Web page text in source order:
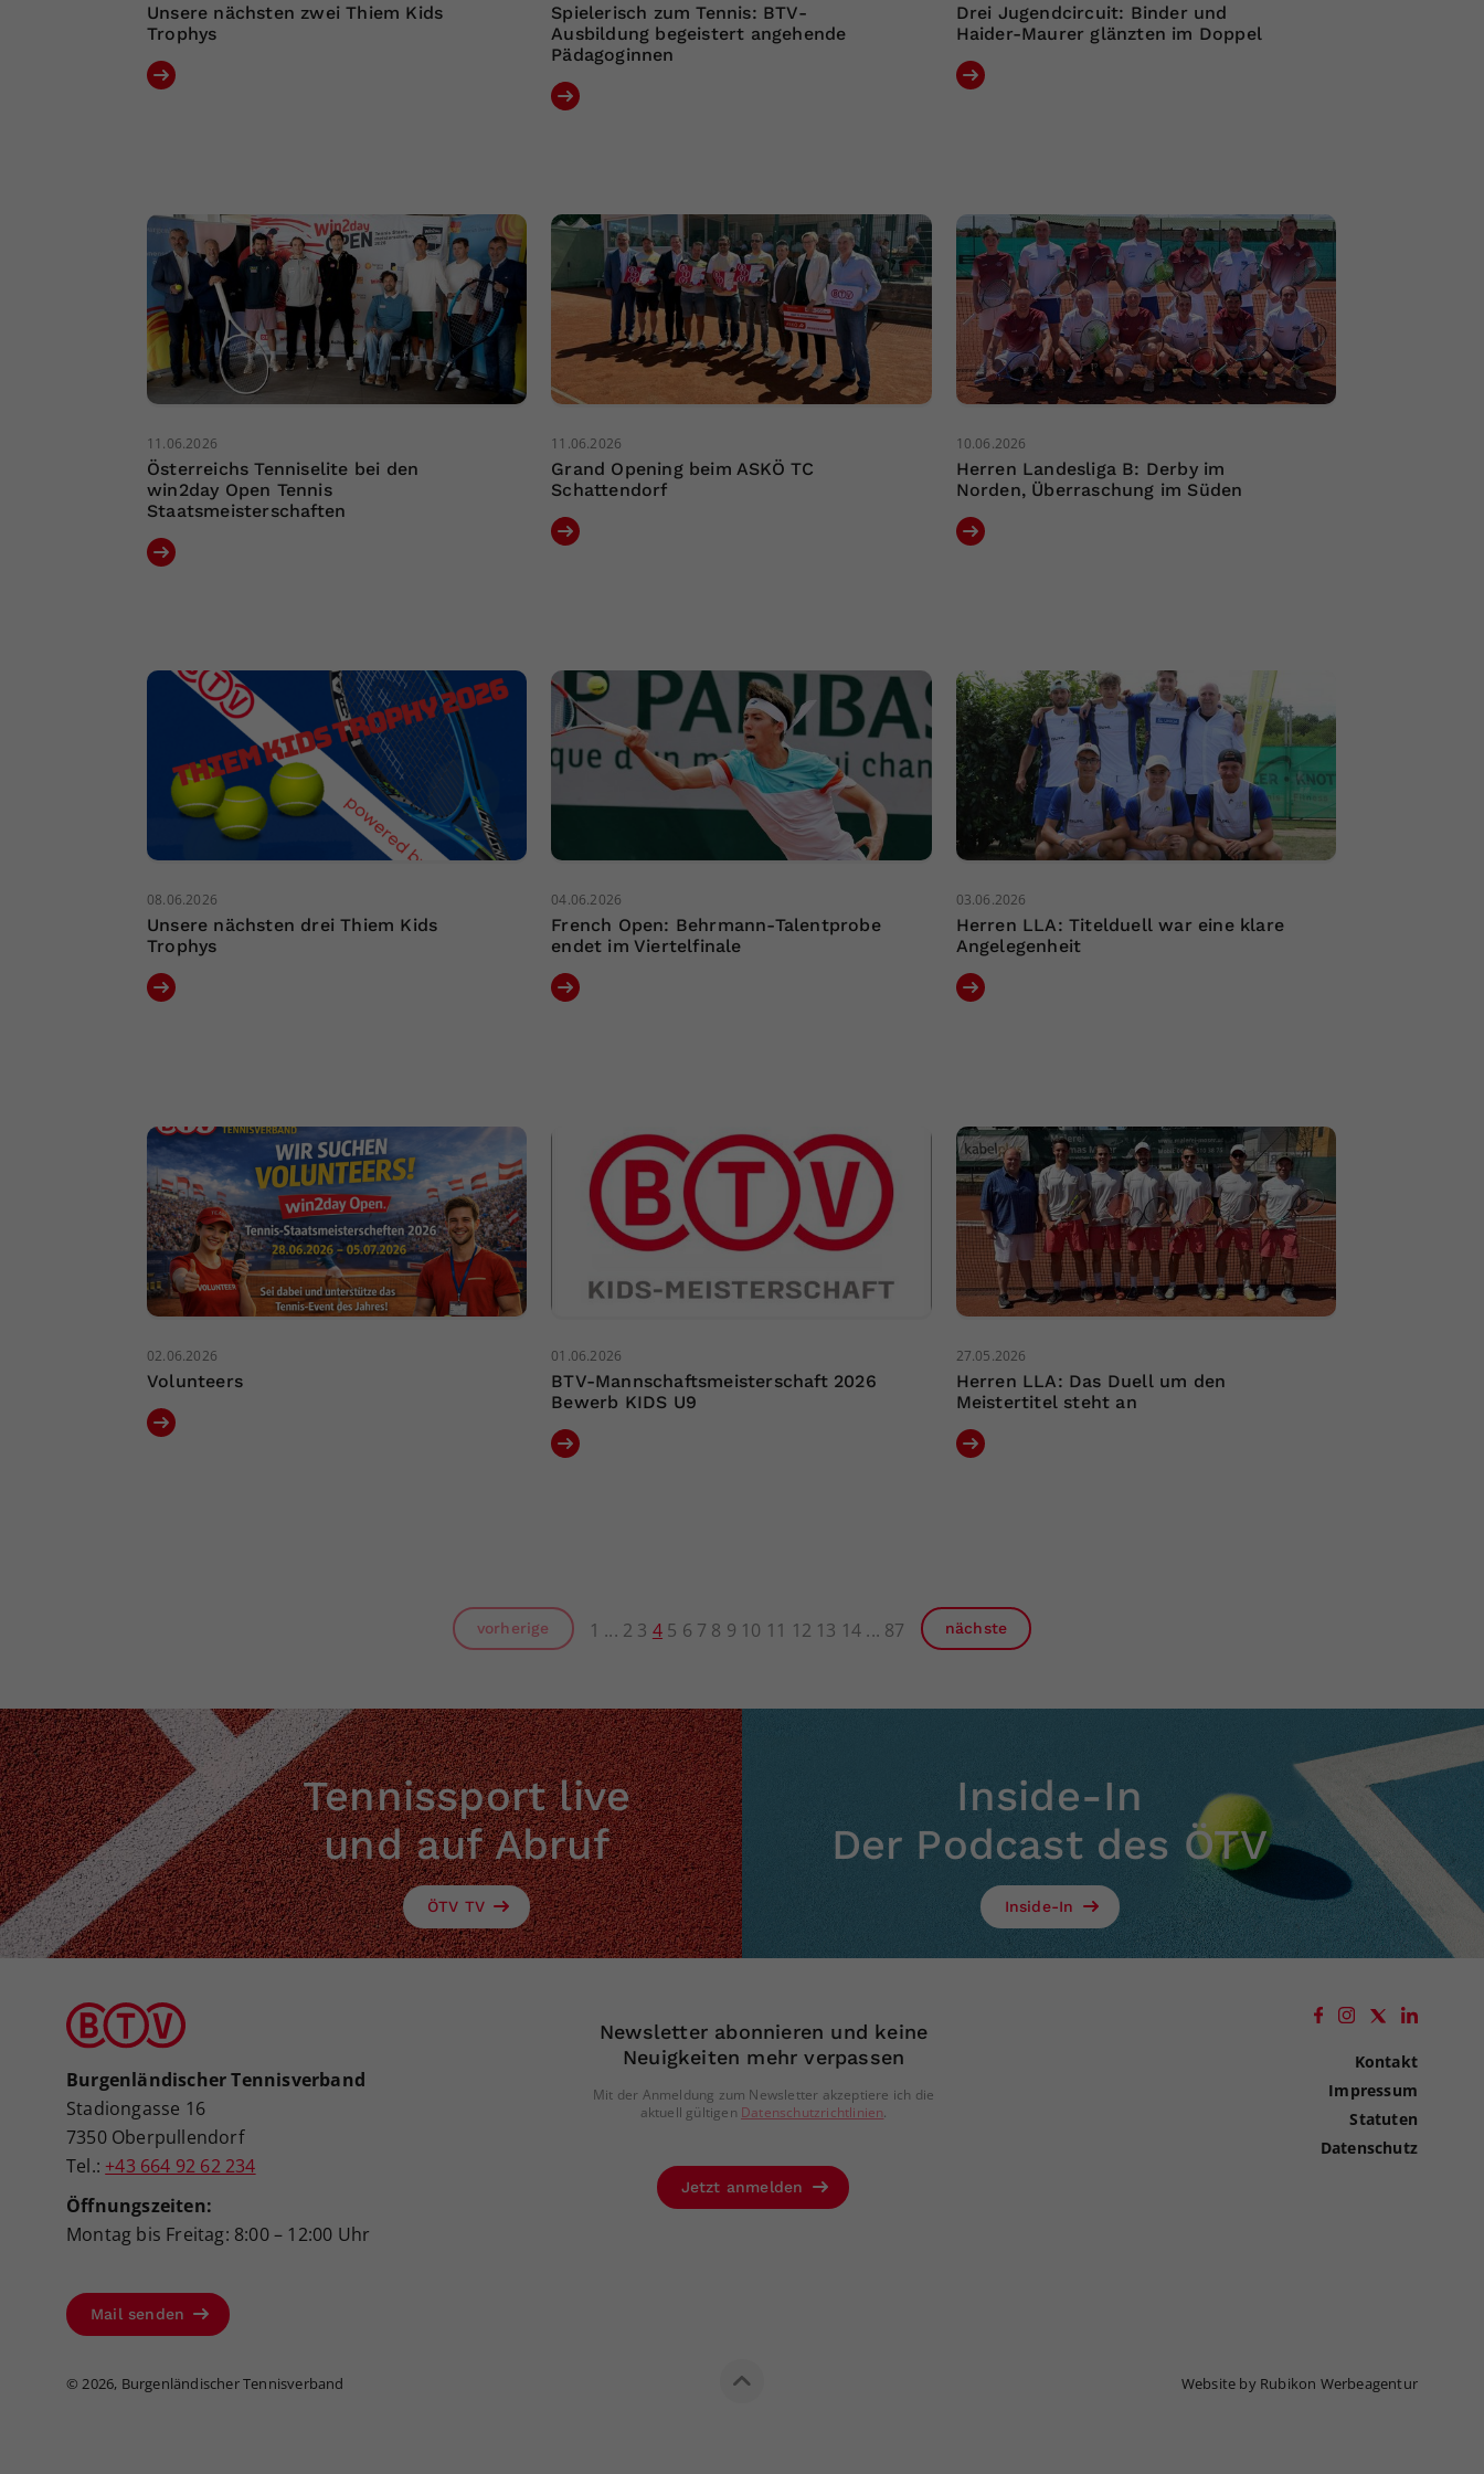
Unsere nächsten zwei Thiem Kids
Trophys
Spielerisch zum Tennis: BTV-
Ausbildung begeistert angehende
Pädagoginnen
Drei Jugendcircuit: Binder und
Haider-Maurer glänzten im Doppel
11.06.2026
Österreichs Tenniselite bei den
win2day Open Tennis
Staatsmeisterschaften
11.06.2026
Grand Opening beim ASKÖ TC
Schattendorf
10.06.2026
Herren Landesliga B: Derby im
Norden, Überraschung im Süden
08.06.2026
Unsere nächsten drei Thiem Kids
Trophys
04.06.2026
French Open: Behrmann-Talentprobe
endet im Viertelfinale
03.06.2026
Herren LLA: Titelduell war eine klare
Angelegenheit
02.06.2026
Volunteers
01.06.2026
BTV-Mannschaftsmeisterschaft 2026
Bewerb KIDS U9
27.05.2026
Herren LLA: Das Duell um den
Meistertitel steht an
vorherige 1 2 3 4 5 6 7 8 9 10 11 12 13 14 87 nächste
Tennissport live
und auf Abruf
ÖTV TV
Inside-In
Der Podcast des ÖTV
Inside-In
Burgenländischer Tennisverband
Stadiongasse 16
7350 Oberpullendorf
Tel.: +43 664 92 62 234
Öffnungszeiten:
Montag bis Freitag: 8:00 – 12:00 Uhr
Mail senden
Newsletter abonnieren und keine
Neuigkeiten mehr verpassen
Mit der Anmeldung zum Newsletter akzeptiere ich die
aktuell gültigen Datenschutzrichtlinien.
Jetzt anmelden
Kontakt
Impressum
Statuten
Datenschutz
©2026, Burgenländischer Tennisverband Website by Rubikon Werbeagentur